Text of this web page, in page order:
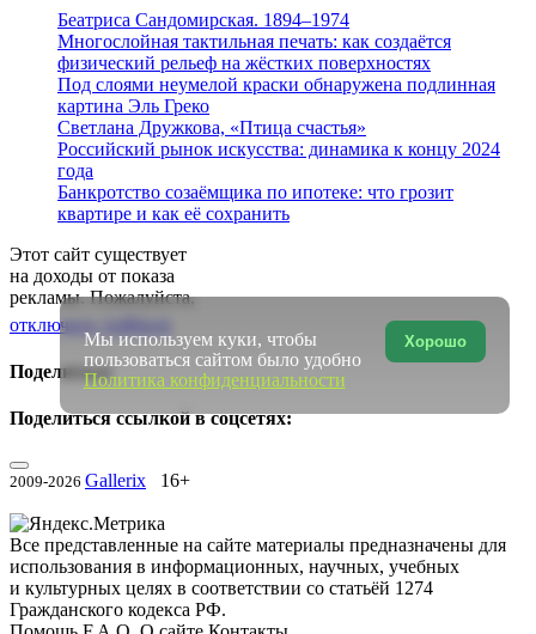
Беатриса Сандомирская. 1894–1974
Многослойная тактильная печать: как создаётся
физический рельеф на жёстких поверхностях
Под слоями неумелой краски обнаружена подлинная
картина Эль Греко
Светлана Дружкова, «Птица счастья»
Российский рынок искусства: динамика к концу 2024
года
Банкротство созаёмщика по ипотеке: что грозит
квартире и как её сохранить
Этот сайт существует
на доходы от показа
рекламы. Пожалуйста,
отключите AdBlock
Поделиться
Поделиться ссылкой в соцсетях:
2009-2026 Gallerix 16+
Все представленные на сайте материалы предназначены для
использования в информационных, научных, учебных
и культурных целях в соответствии со статьёй 1274
Гражданского кодекса РФ.
Хорошо
Мы используем куки, чтобы
пользоваться сайтом было удобно
Политика конфиденциальности